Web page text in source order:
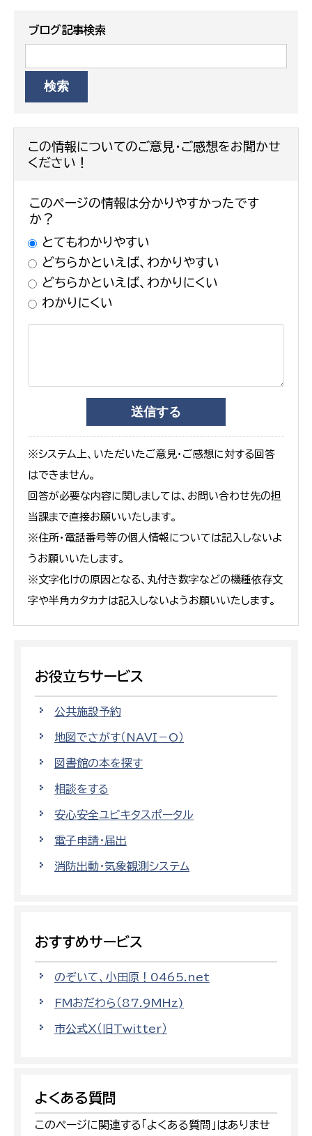
ブログ記事検索
この情報についてのご意見・ご感想をお聞かせ
ください！
このページの情報は分かりやすかったです
か？
とてもわかりやすい
どちらかといえば、わかりやすい
どちらかといえば、わかりにくい
わかりにくい
※システム上、いただいたご意見・ご感想に対する回答
はできません。
回答が必要な内容に関しましては、お問い合わせ先の担
当課まで直接お願いいたします。
※住所・電話番号等の個人情報については記入しないよ
うお願いいたします。
※文字化けの原因となる、丸付き数字などの機種依存文
字や半角カタカナは記入しないようお願いいたします。
お役立ちサービス
公共施設予約
地図でさがす（NAVI－O）
図書館の本を探す
相談をする
安心安全ユビキタスポータル
電子申請・届出
消防出動・気象観測システム
おすすめサービス
のぞいて、小田原！0465.net
FMおだわら（87.9MHz)
市公式X（旧Twitter）
よくある質問
このページに関連する「よくある質問」はありませ